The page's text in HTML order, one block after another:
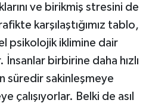
ve birikmiş stresini de
karşılaştığımız tablo,
psikolojik iklimine dair
birbirine daha hızlı
süredir sakinleşmeye
çalışıyorlar. Belki de asıl